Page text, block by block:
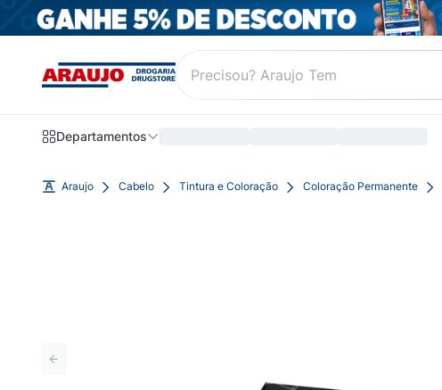
Departamentos
Araujo Cabelo Tintura e Coloração Coloração Permanente